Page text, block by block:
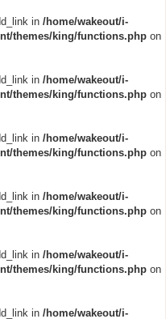
in /home/wakeout/i-
themes/king/functions.php on
in /home/wakeout/i-
themes/king/functions.php on
in /home/wakeout/i-
themes/king/functions.php on
in /home/wakeout/i-
themes/king/functions.php on
in /home/wakeout/i-
themes/king/functions.php on
in /home/wakeout/i-